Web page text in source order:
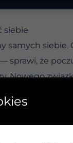
siebie
samych
sprawi, że
Nowego
rozwiązanie
gdy się
pomaga